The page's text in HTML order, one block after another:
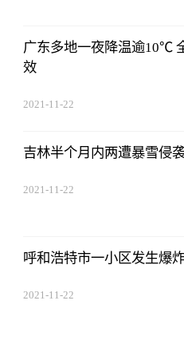
广东多地一夜降温逾10℃
效
2021-11-22
吉林半个月内两遭暴雪侵
2021-11-22
呼和浩特市一小区发生爆
2021-11-22